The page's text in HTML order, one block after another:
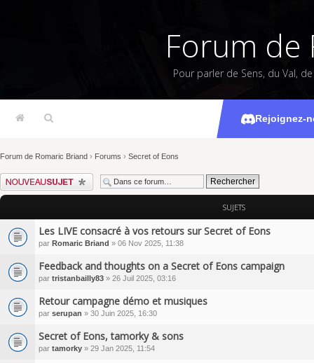
Forum de
Pour parler de Sens, du Val,
Rejoignez-
Forum de Romaric Briand › Forums › Secret of Eons
Écrire un nouveau sujet
SUJETS
Les LIVE consacré à vos retours sur Secret of Eons
par Romaric Briand » 06 Nov 2025, 11:38
Feedback and thoughts on a Secret of Eons campaign
par tristanbailly83 » 26 Juil 2025, 03:16
Retour campagne démo et musiques
par serupan » 30 Juin 2025, 16:30
Secret of Eons, tamorky & sons
par tamorky » 29 Jan 2025, 11:54